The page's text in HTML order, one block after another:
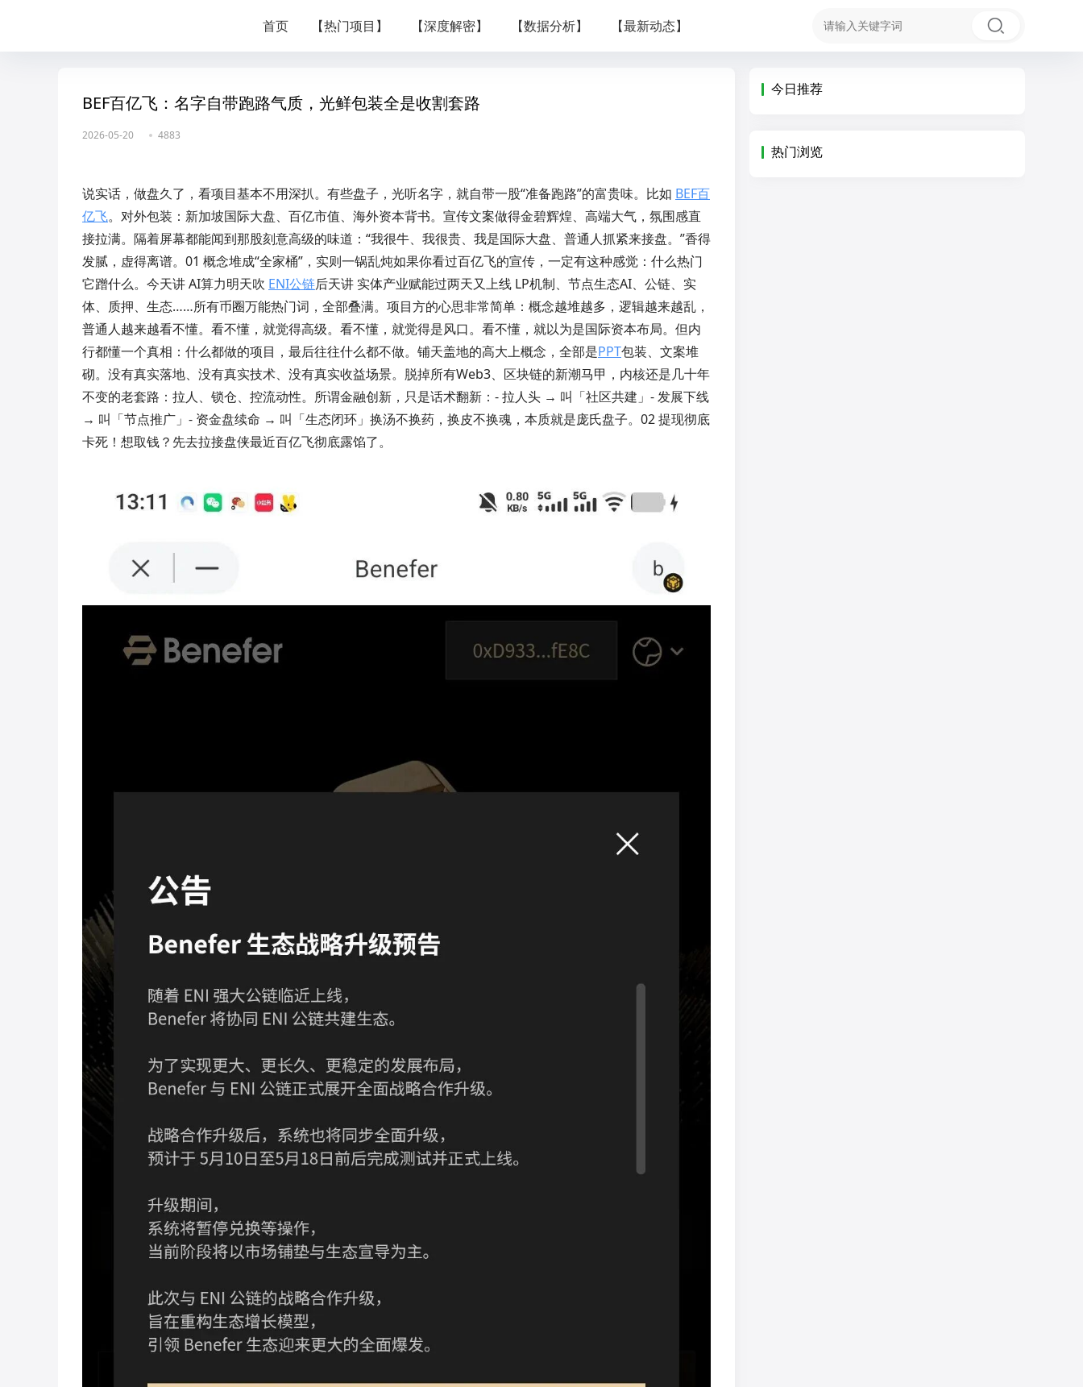
首页 【热门项目】 【深度解密】 【数据分析】 【最新动态】
BEF百亿飞：名字自带跑路气质，光鲜包装全是收割套路
2026-05-20 4883
说实话，做盘久了，看项目基本不用深扒。有些盘子，光听名字，就自带一股“准备跑路”的富贵味。比如 BEF百
亿飞。对外包装：新加坡国际大盘、百亿市值、海外资本背书。宣传文案做得金碧辉煌、高端大气，氛围感直
接拉满。隔着屏幕都能闻到那股刻意高级的味道：“我很牛、我很贵、我是国际大盘、普通人抓紧来接盘。”香得
发腻，虚得离谱。01 概念堆成“全家桶”，实则一锅乱炖如果你看过百亿飞的宣传，一定有这种感觉：什么热门
它蹭什么。今天讲 AI算力明天吹 ENI公链后天讲 实体产业赋能过两天又上线 LP机制、节点生态AI、公链、实
体、质押、生态……所有币圈万能热门词，全部叠满。项目方的心思非常简单：概念越堆越多，逻辑越来越乱，
普通人越来越看不懂。看不懂，就觉得高级。看不懂，就觉得是风口。看不懂，就以为是国际资本布局。但内
行都懂一个真相：什么都做的项目，最后往往什么都不做。铺天盖地的高大上概念，全部是PPT包装、文案堆
砌。没有真实落地、没有真实技术、没有真实收益场景。脱掉所有Web3、区块链的新潮马甲，内核还是几十年
不变的老套路：拉人、锁仓、控流动性。所谓金融创新，只是话术翻新：- 拉人头 → 叫「社区共建」- 发展下线
→ 叫「节点推广」- 资金盘续命 → 叫「生态闭环」换汤不换药，换皮不换魂，本质就是庞氏盘子。02 提现彻底
卡死！想取钱？先去拉接盘侠最近百亿飞彻底露馅了。
今日推荐
热门浏览